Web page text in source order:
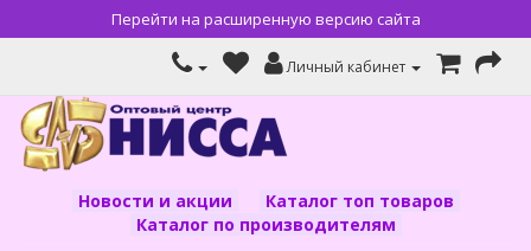
Перейти на расширенную версию сайта
Личный кабинет
Новости и акции
Каталог топ товаров
Каталог по производителям